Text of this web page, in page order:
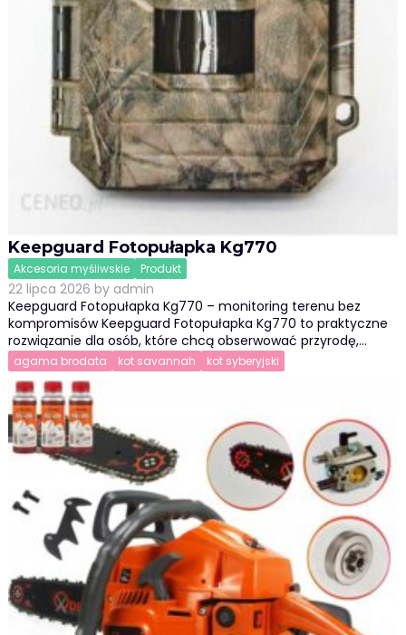
Keepguard Fotopułapka Kg770
Akcesoria myśliwskie Produkt
22 lipca 2026 by admin
Keepguard Fotopułapka Kg770 – monitoring terenu bez
kompromisów Keepguard Fotopułapka Kg770 to praktyczne
rozwiązanie dla osób, które chcą obserwować przyrodę,…
agama brodata kot savannah kot syberyjski